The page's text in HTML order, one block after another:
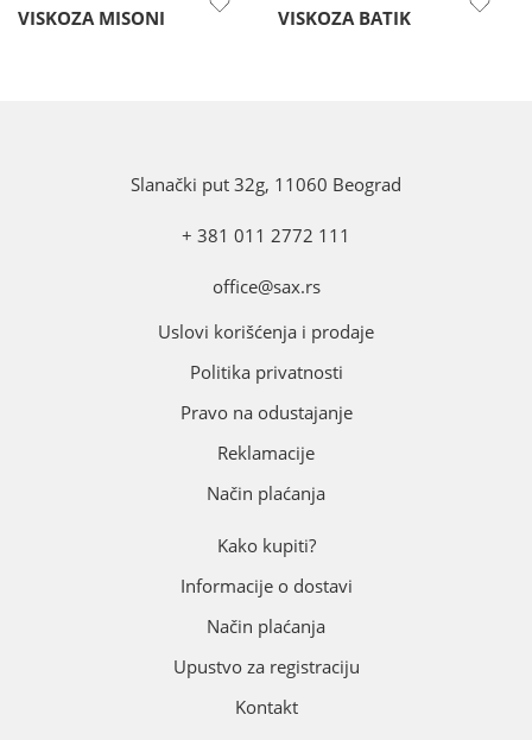
VISKOZA MISONI VISKOZA BATIK
Slanački put 32g, 11060 Beograd
+ 381 011 2772 111
office@sax.rs
Uslovi korišćenja i prodaje
Politika privatnosti
Pravo na odustajanje
Reklamacije
Način plaćanja
Kako kupiti?
Informacije o dostavi
Način plaćanja
Upustvo za registraciju
Kontakt